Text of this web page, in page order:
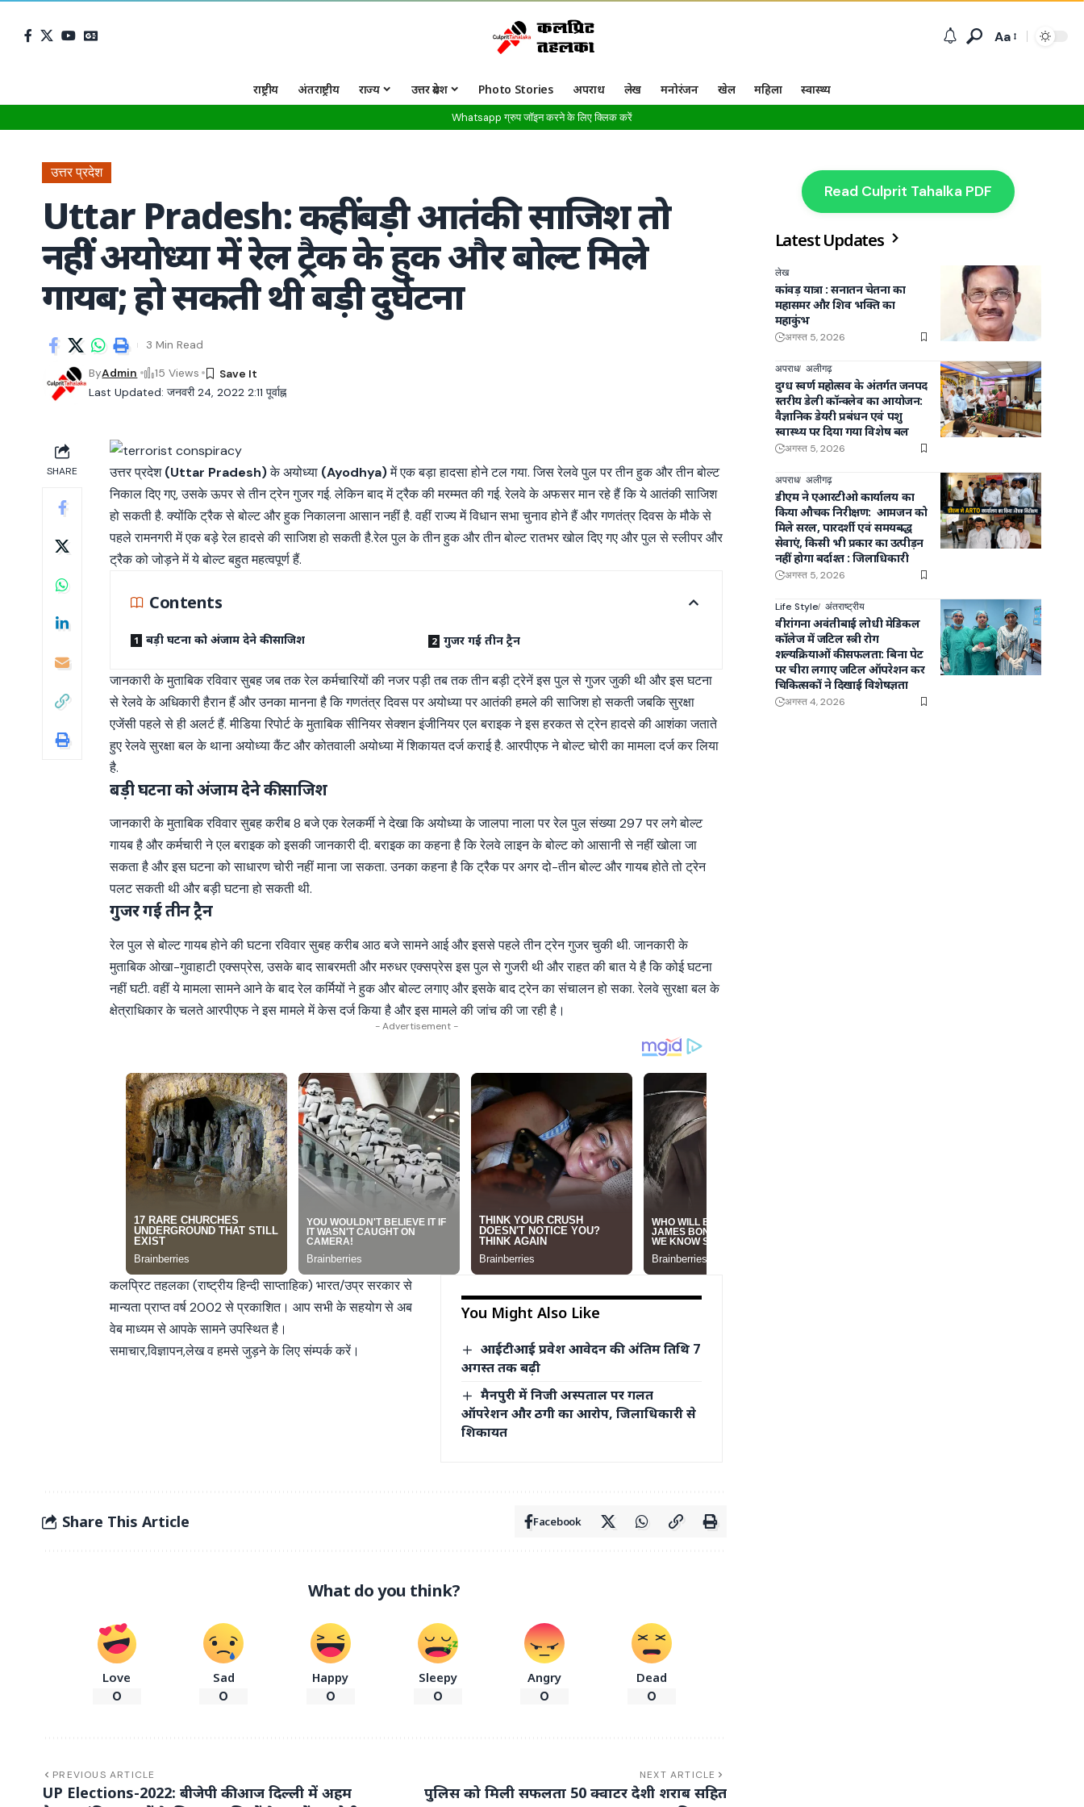
Aa
राष्ट्रीय अंतराष्ट्रीय राज्य उत्तर प्रदेश Photo Stories अपराध लेख मनोरंजन खेल महिला स्वास्थ्य
Whatsapp ग्रुप जॉइन करने के लिए क्लिक करें
उत्तर प्रदेश
Uttar Pradesh: कहीं बड़ी आतंकी साजिश तो
नहीं! अयोध्या में रेल ट्रैक के हुक और बोल्ट मिले
गायब; हो सकती थी बड़ी दुर्घटना
Last Updated: जनवरी 24, 2022 2:11 पूर्वाह्न
ByAdmin 15 Views
3 Min Read
SHARE उत्तर प्रदेश(Uttar Pradesh)के अयोध्या (Ayodhya)में एक बड़ा हादसा होने टल गया. जिस रेलवे पुल पर तीन हुक और तीन बोल्ट
निकाल दिए गए, उसके ऊपर से तीन ट्रेन गुजर गई. लेकिन बाद में ट्रैक की मरम्मत की गई. रेलवे के अफसर मान रहे हैं कि ये आतंकी साजिश
हो सकती है. क्योंकि ट्रैक से बोल्ट और हुक निकालना आसान नहीं है. वहीं राज्य में विधान सभा चुनाव होने हैं और गणतंत्र दिवस के मौके से
पहले रामनगरी में एक बड़े रेल हादसे की साजिश हो सकती है.रेल पुल के तीन हुक और तीन बोल्ट रातभर खोल दिए गए और पुल से स्लीपर और
ट्रैक को जोड़ने में ये बोल्ट बहुत महत्वपूर्ण हैं.
Contents
बड़ी घटना को अंजाम देने की साजिश गुजर गई तीन ट्रैन
जानकारी के मुताबिक रविवार सुबह जब तक रेल कर्मचारियों की नजर पड़ी तब तक तीन बड़ी ट्रेनें इस पुल से गुजर जुकी थी और इस घटना
से रेलवे के अधिकारी हैरान हैं और उनका मानना है कि गणतंत्र दिवस पर अयोध्या पर आतंकी हमले की साजिश हो सकती जबकि सुरक्षा
एजेंसी पहले से ही अलर्ट हैं. मीडिया रिपोर्ट के मुताबिक सीनियर सेक्शन इंजीनियर एल बराइक ने इस हरकत से ट्रेन हादसे की आशंका जताते
हुए रेलवे सुरक्षा बल के थाना अयोध्या कैंट और कोतवाली अयोध्या में शिकायत दर्ज कराई है. आरपीएफ ने बोल्ट चोरी का मामला दर्ज कर लिया
है.
बड़ी घटना को अंजाम देने की साजिश
जानकारी के मुताबिक रविवार सुबह करीब 8 बजे एक रेलकर्मी ने देखा कि अयोध्या के जालपा नाला पर रेल पुल संख्या 297 पर लगे बोल्ट
गायब है और कर्मचारी ने एल बराइक को इसकी जानकारी दी. बराइक का कहना है कि रेलवे लाइन के बोल्ट को आसानी से नहीं खोला जा
सकता है और इस घटना को साधारण चोरी नहीं माना जा सकता. उनका कहना है कि ट्रैक पर अगर दो-तीन बोल्ट और गायब होते तो ट्रेन
पलट सकती थी और बड़ी घटना हो सकती थी.
गुजर गई तीन ट्रैन
रेल पुल से बोल्ट गायब होने की घटना रविवार सुबह करीब आठ बजे सामने आई और इससे पहले तीन ट्रेन गुजर चुकी थी. जानकारी के
मुताबिक ओखा-गुवाहाटी एक्सप्रेस, उसके बाद साबरमती और मरुधर एक्सप्रेस इस पुल से गुजरी थी और राहत की बात ये है कि कोई घटना
नहीं घटी. वहीं ये मामला सामने आने के बाद रेल कर्मियों ने हुक और बोल्ट लगाए और इसके बाद ट्रेन का संचालन हो सका. रेलवे सुरक्षा बल के
क्षेत्राधिकार के चलते आरपीएफ ने इस मामले में केस दर्ज किया है और इस मामले की जांच की जा रही है।
- Advertisement -
You Might Also Like
आईटीआई प्रवेश आवेदन की अंतिम तिथि 7
अगस्त तक बढ़ी
मैनपुरी में निजी अस्पताल पर गलत
ऑपरेशन और ठगी का आरोप, जिलाधिकारी से
शिकायत
कलप्रिट तहलका (राष्ट्रीय हिन्दी साप्ताहिक) भारत/उप्र सरकार से
मान्यता प्राप्त वर्ष 2002 से प्रकाशित। आप सभी के सहयोग से अब
वेब माध्यम से आपके सामने उपस्थित है।
समाचार,विज्ञापन,लेख व हमसे जुड़ने के लिए संम्पर्क करें।
Share This Article Facebook
What do you think?
Love
0
Sad
0
Happy
0
Sleepy
0
Angry
0
Dead
0
PREVIOUS ARTICLE
UP Elections-2022: बीजेपी की आज दिल्ली में अहम
NEXT ARTICLE
पुलिस को मिली सफलता 50 क्वाटर देशी शराब सहित
Read Culprit Tahalka PDF
Latest Updates
लेख
कांवड़ यात्रा : सनातन चेतना का
महासमर और शिव भक्ति का
महाकुंभ
अगस्त 5, 2026
अपराध अलीगढ़
दुग्ध स्वर्ण महोत्सव के अंतर्गत जनपद
स्तरीय डेली कॉन्क्लेव का आयोजन:
वैज्ञानिक डेयरी प्रबंधन एवं पशु
स्वास्थ्य पर दिया गया विशेष बल
अगस्त 5, 2026
अपराध अलीगढ़
डीएम ने एआरटीओ कार्यालय का
किया औचक निरीक्षण: आमजन को
मिले सरल, पारदर्शी एवं समयबद्ध
सेवाएं, किसी भी प्रकार का उत्पीड़न
नहीं होगा बर्दाश्त : जिलाधिकारी
अगस्त 5, 2026
Life Style अंतराष्ट्रीय
वीरांगना अवंतीबाई लोधी मेडिकल
कॉलेज में जटिल स्त्री रोग
शल्यक्रियाओं की सफलता: बिना पेट
पर चीरा लगाए जटिल ऑपरेशन कर
चिकित्सकों ने दिखाई विशेषज्ञता
अगस्त 4, 2026